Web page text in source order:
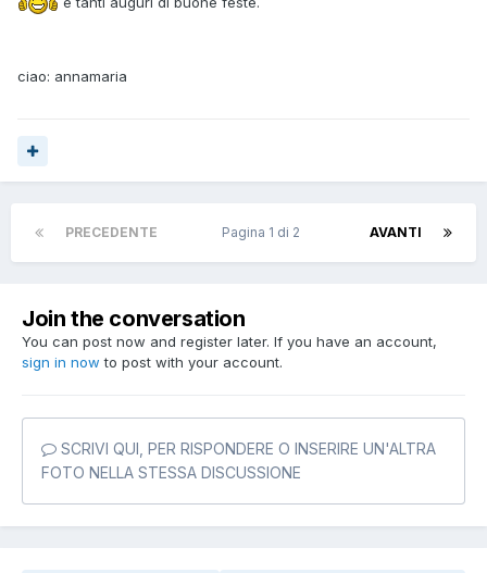
ciao: annamaria
PRECEDENTE AVANTI
Pagina 1 di 2
Join the conversation
You can post now and register later. If you have an account,
sign in now to post with your account.
SCRIVI QUI, PER RISPONDERE O INSERIRE UN'ALTRA
FOTO NELLA STESSA DISCUSSIONE